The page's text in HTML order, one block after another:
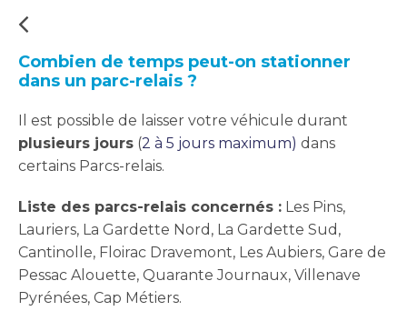
Combien de temps peut-on stationner
dans un parc-relais ?
Il est possible de laisser votre véhicule durant
plusieurs jours (2 à 5 jours maximum) dans
certains Parcs-relais.
Liste des parcs-relais concernés : Les Pins,
Lauriers, La Gardette Nord, La Gardette Sud,
Cantinolle, Floirac Dravemont, Les Aubiers, Gare de
Pessac Alouette, Quarante Journaux, Villenave
Pyrénées, Cap Métiers.